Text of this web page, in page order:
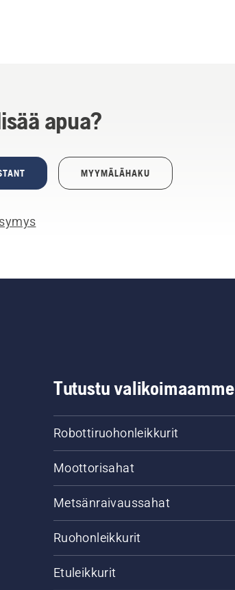
apua?
MYYMÄLÄHAKU
Tutustu valikoimaamme
Robottiruohonleikkurit
Moottorisahat
Metsänraivaussahat
Ruohonleikkurit
Etuleikkurit